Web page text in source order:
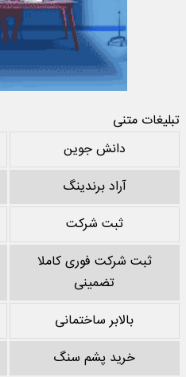
تبلیغات متنی
دانش جوین
آراد برندینگ
ثبت شرکت
ثبت شرکت فوری کاملا
تضمینی
بالابر ساختمانی
خرید پشم سنگ